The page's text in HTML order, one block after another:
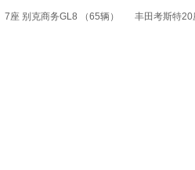
7座 别克商务GL8 （65辆） 丰田考斯特20